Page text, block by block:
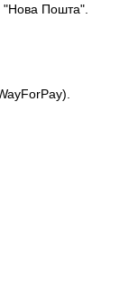
"Нова Пошта".